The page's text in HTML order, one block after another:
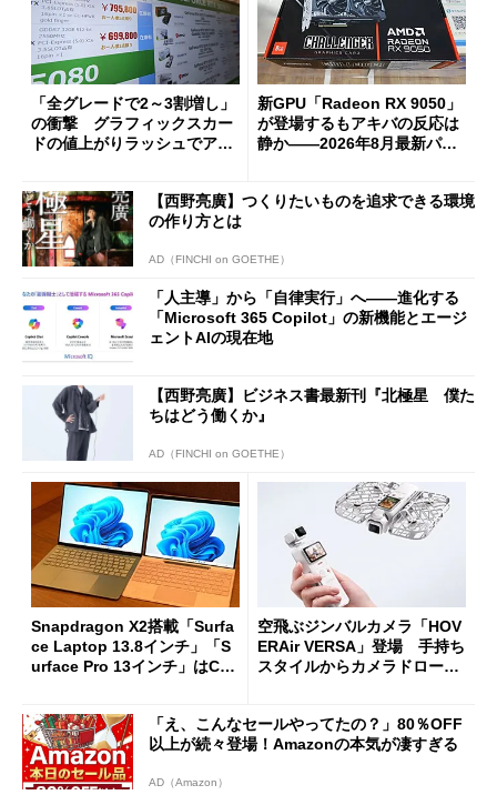
「全グレードで2～3割増し」
の衝撃 グラフィックスカー
ドの値上がりラッシュでアキ
新GPU「Radeon RX 9050」
が登場するもアキバの反応は
静か――2026年8月最新パー
【西野亮廣】つくりたいものを追求できる環境
の作り方とは
AD（FINCHI on GOETHE）
「人主導」から「自律実行」へ――進化する
「Microsoft 365 Copilot」の新機能とエージ
ェントAIの現在地
【西野亮廣】ビジネス書最新刊『北極星 僕た
ちはどう働くか』
AD（FINCHI on GOETHE）
Snapdragon X2搭載「Surfa
ce Laptop 13.8インチ」「S
urface Pro 13インチ」はCop
た
空飛ぶジンバルカメラ「HOV
ERAir VERSA」登場 手持ち
スタイルからカメラドローン
「え、こんなセールやってたの？」80％OFF
以上が続々登場！Amazonの本気が凄すぎる
AD（Amazon）